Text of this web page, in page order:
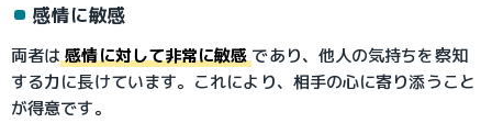
感情に敏感
両者は感情に対して非常に敏感 であり、他人の気持ちを察知
する力に長けています。これにより、相手の心に寄り添うこと
が得意です。